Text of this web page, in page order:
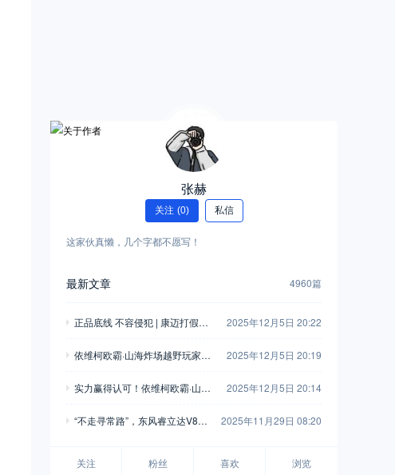
张赫
关注 (0) 私信
这家伙真懒，几个字都不愿写！
最新文章 4960篇
正品底线 不容侵犯 | 康迈打假胜
2025年12月5日 20:22
依维柯欧霸·山海炸场越野玩家车
2025年12月5日 20:19
实力赢得认可！依维柯欧霸·山海
2025年12月5日 20:14
“不走寻常路”，东风睿立达V8E
2025年11月29日 08:20
关注 粉丝 喜欢 浏览